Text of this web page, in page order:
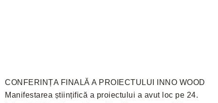
CONFERINȚA FINALĂ A PROIECTULUI INNO WOOD
Manifestarea științifică a proiectului a avut loc pe 24.